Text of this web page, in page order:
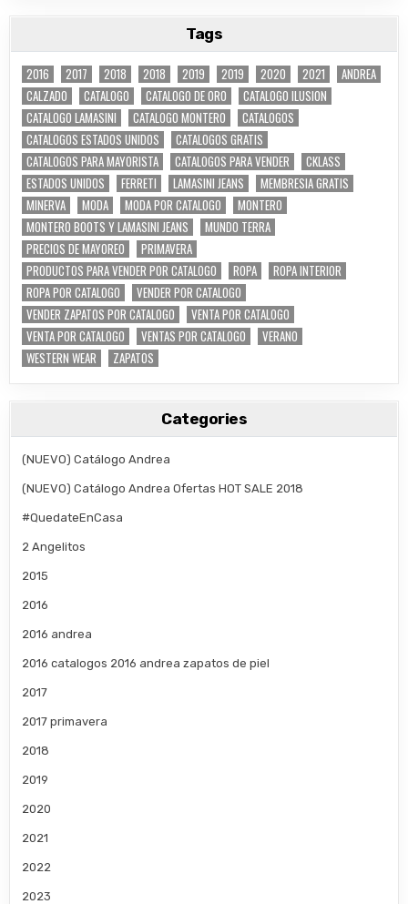
Tags
2016 2017 2018 2018 2019 2019 2020 2021
ANDREA
CALZADO
CATALOGO CATALOGO DE ORO
CATALOGO ILUSION
CATALOGO LAMASINI
CATALOGO MONTERO
CATALOGOS
CATALOGOS ESTADOS UNIDOS
CATALOGOS GRATIS
CATALOGOS PARA MAYORISTA
CATALOGOS PARA VENDER
CKLASS
ESTADOS UNIDOS
FERRETI LAMASINI JEANS
MEMBRESIA GRATIS
MINERVA
MODA MODA POR CATALOGO
MONTERO
MONTERO BOOTS Y LAMASINI JEANS
MUNDO TERRA
PRECIOS DE MAYOREO
PRIMAVERA
PRODUCTOS PARA VENDER POR CATALOGO
ROPA
ROPA INTERIOR
ROPA POR CATALOGO
VENDER POR CATALOGO
VENDER ZAPATOS POR CATALOGO
VENTA POR CATALOGO
VENTA POR CATALOGO
VENTAS POR CATALOGO
VERANO
WESTERN WEAR
ZAPATOS
Categories
(NUEVO) Catálogo Andrea
(NUEVO) Catálogo Andrea Ofertas HOT SALE 2018
#QuedateEnCasa
2 Angelitos
2015
2016
2016 andrea
2016 catalogos 2016 andrea zapatos de piel
2017
2017 primavera
2018
2019
2020
2021
2022
2023